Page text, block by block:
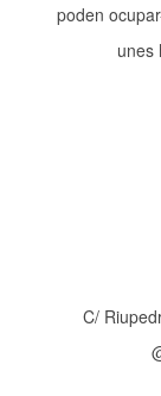
poden
unes
C/